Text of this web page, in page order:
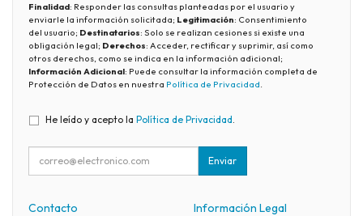
Finalidad: Responder las consultas planteadas por el usuario y
enviarle la información solicitada; Legitimación: Consentimiento
del usuario; Destinatarios: Solo se realizan cesiones si existe una
obligación legal; Derechos: Acceder, rectificar y suprimir, así como
otros derechos, como se indica en la información adicional;
Información Adicional: Puede consultar la información completa de
Protección de Datos en nuestra Política de Privacidad.
He leído y acepto la Política de Privacidad
Enviar
Contacto
Información Legal